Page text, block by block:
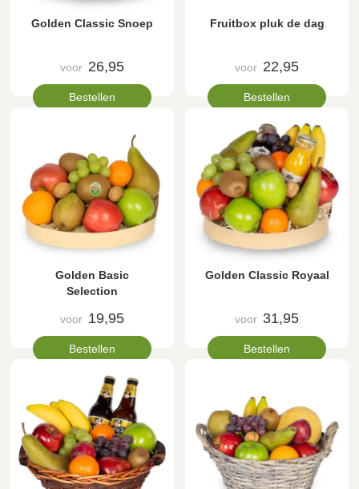
Golden Classic Snoep
voor 26,95
Bestellen
Fruitbox pluk de dag
voor 22,95
Bestellen
Golden Basic
Selection
voor 19,95
Bestellen
Golden Classic Royaal
voor 31,95
Bestellen